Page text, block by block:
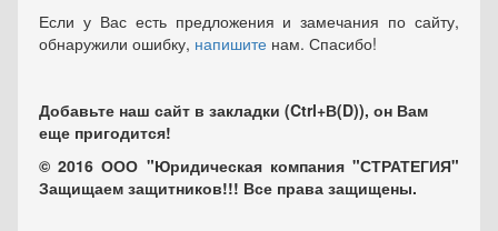
Если у Вас есть предложения и замечания по сайту,
обнаружили ошибку, напишите нам. Спасибо!
Добавьте наш сайт в закладки (Ctrl+В(D)), он Вам
еще пригодится!
© 2016 ООО "Юридическая компания "СТРАТЕГИЯ"
Защищаем защитников!!! Все права защищены.